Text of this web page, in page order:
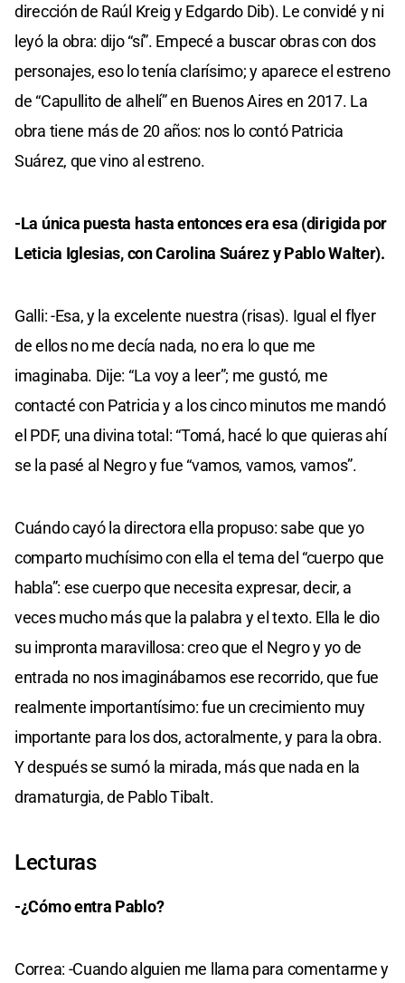
dirección de Raúl Kreig y Edgardo Dib). Le convidé y ni
leyó la obra: dijo “sí”. Empecé a buscar obras con dos
personajes, eso lo tenía clarísimo; y aparece el estreno
de “Capullito de alhelí” en Buenos Aires en 2017. La
obra tiene más de 20 años: nos lo contó Patricia
Suárez, que vino al estreno.
-La única puesta hasta entonces era esa (dirigida por
Leticia Iglesias, con Carolina Suárez y Pablo Walter).
Galli: -Esa, y la excelente nuestra (risas). Igual el flyer
de ellos no me decía nada, no era lo que me
imaginaba. Dije: “La voy a leer”; me gustó, me
contacté con Patricia y a los cinco minutos me mandó
el PDF, una divina total: “Tomá, hacé lo que quieras ahí
se la pasé al Negro y fue “vamos, vamos, vamos”.
Cuándo cayó la directora ella propuso: sabe que yo
comparto muchísimo con ella el tema del “cuerpo que
habla”: ese cuerpo que necesita expresar, decir, a
veces mucho más que la palabra y el texto. Ella le dio
su impronta maravillosa: creo que el Negro y yo de
entrada no nos imaginábamos ese recorrido, que fue
realmente importantísimo: fue un crecimiento muy
importante para los dos, actoralmente, y para la obra.
Y después se sumó la mirada, más que nada en la
dramaturgia, de Pablo Tibalt.
Lecturas
-¿Cómo entra Pablo?
Correa: -Cuando alguien me llama para comentarme y